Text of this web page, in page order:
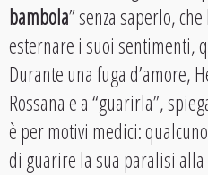
bambola” senza saperlo,
esternare i suoi sentimenti,
Durante una fuga d’amore,
Rossana e a “guarirla”,
è per motivi medici:
di guarire la sua paralisi alla